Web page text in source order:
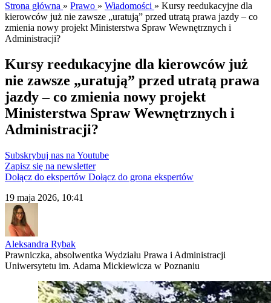
Strona główna » Prawo » Wiadomości » Kursy reedukacyjne dla
kierowców już nie zawsze „uratują” przed utratą prawa jazdy – co
zmienia nowy projekt Ministerstwa Spraw Wewnętrznych i
Administracji?
Kursy reedukacyjne dla kierowców już
nie zawsze „uratują” przed utratą prawa
jazdy – co zmienia nowy projekt
Ministerstwa Spraw Wewnętrznych i
Administracji?
Subskrybuj nas na Youtube
Zapisz się na newsletter
Dołącz do ekspertów Dołącz do grona ekspertów
19 maja 2026, 10:41
Aleksandra Rybak
Prawniczka, absolwentka Wydziału Prawa i Administracji
Uniwersytetu im. Adama Mickiewicza w Poznaniu